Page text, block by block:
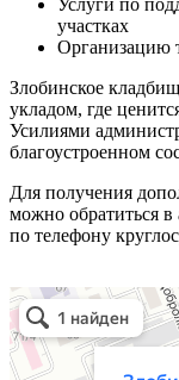
Услуги по
участках
Организацию
Злобинское
укладом, где
Усилиями
благоустроенном
Для получения
можно обратиться
по телефону